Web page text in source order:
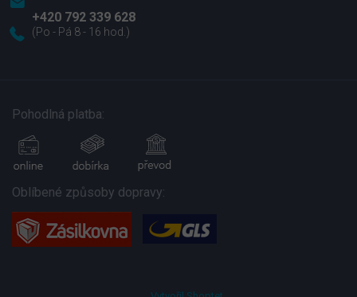
+420 792 339 628
Pohodlná platba:
Oblíbené způsoby dopravy: